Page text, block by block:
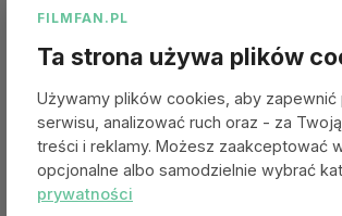
Roadhouse Girl
Gatunek: Dramat,
FILMFAN.PL
Ta strona używa plików
Używamy plików cookies, aby zapewnić
serwisu, analizować ruch oraz - za
treści i reklamy. Możesz zaakceptować
opcjonalne albo samodzielnie wybrać
prywatności